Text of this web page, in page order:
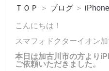
ＴＯＰ ＞ ブログ ＞
こんにちは！
スマフォドクターイオン加
本日は加古川市の方より
ご依頼いただきました。